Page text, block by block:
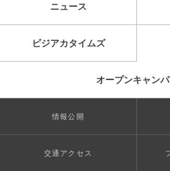
ニュース
ビジアカタイムズ
オープンキャン
情報公開
交通アクセス